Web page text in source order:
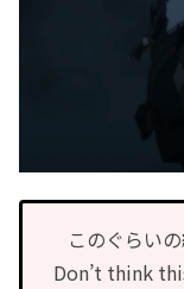
このぐらい
Don’t think